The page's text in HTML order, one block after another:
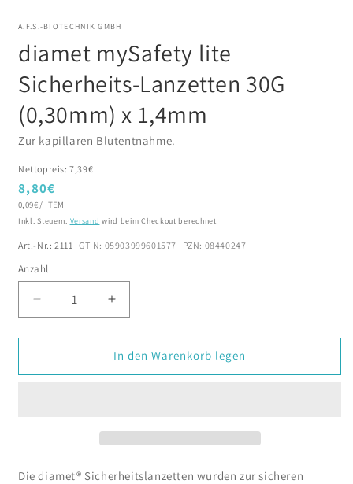
A.F.S.-BIOTECHNIK GMBH
diamet mySafety lite
Sicherheits-Lanzetten 30G
(0,30mm) x 1,4mm
Zur kapillaren Blutentnahme.
Nettopreis: 7,39€
Normaler
Preis
8,80€
GRUNDPREIS
0,09€/ PRO
ITEM
Inkl. Steuern. Versand wird beim Checkout berechnet
Art.-Nr.: 2111 GTIN: 05903999601577 PZN: 08440247
Anzahl
Verringere
die
Menge
diamet
(0,30mm)
Erhöhe
die
Menge
für
diamet
(0,30mm)
In den Warenkorb legen
Die diamet® Sicherheitslanzetten wurden zur sicheren